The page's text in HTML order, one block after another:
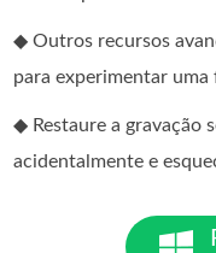
◆ Outros recursos
para experimentar
◆ Restaure a gravação
acidentalmente e